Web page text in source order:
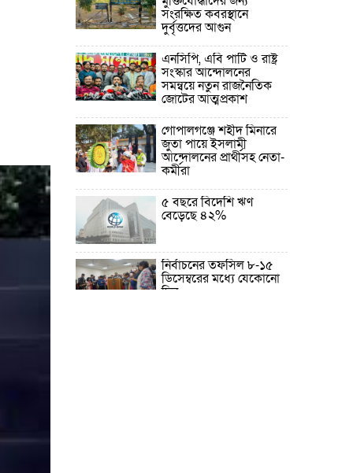
সংরক্ষিত কবরস্থানে
দুর্বৃত্তদের আগুন
এনসিপি, এবি পার্টি ও রাষ্ট্র
সংস্কার আন্দোলনের
সমন্বয়ে নতুন রাজনৈতিক
জোটের আত্মপ্রকাশ
গোপালগঞ্জে শহীদ মিনারে
জুতা পায়ে ইসলামী
আন্দোলনের প্রার্থীসহ নেতা-
কর্মীরা
৫ বছরে বিদেশি ঋণ
বেড়েছে ৪২%
নির্বাচনের তফসিল ৮-১৫
ডিসেম্বরের মধ্যে যেকোনো
দিন